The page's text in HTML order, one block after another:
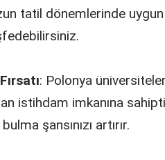
tatil dönemlerinde
: Polonya
istihdam imkanına
şansınızı artırır.